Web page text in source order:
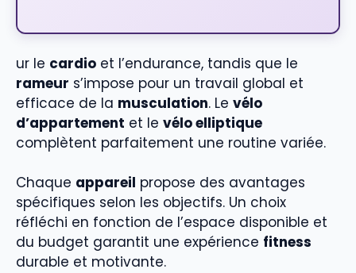
ur le cardio et l’endurance, tandis que le
rameur s’impose pour un travail global et
efficace de la musculation. Le vélo
d’appartement et le vélo elliptique
complètent parfaitement une routine variée.
Chaque appareil propose des avantages
spécifiques selon les objectifs. Un choix
réfléchi en fonction de l’espace disponible et
du budget garantit une expérience fitness
durable et motivante.